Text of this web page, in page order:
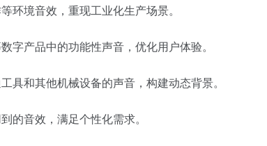
环境音效，重现工业化生产场景。
字产品中的功能性声音，优化用户体验。
具和其他机械设备的声音，构建动态背景。
的音效，满足个性化需求。